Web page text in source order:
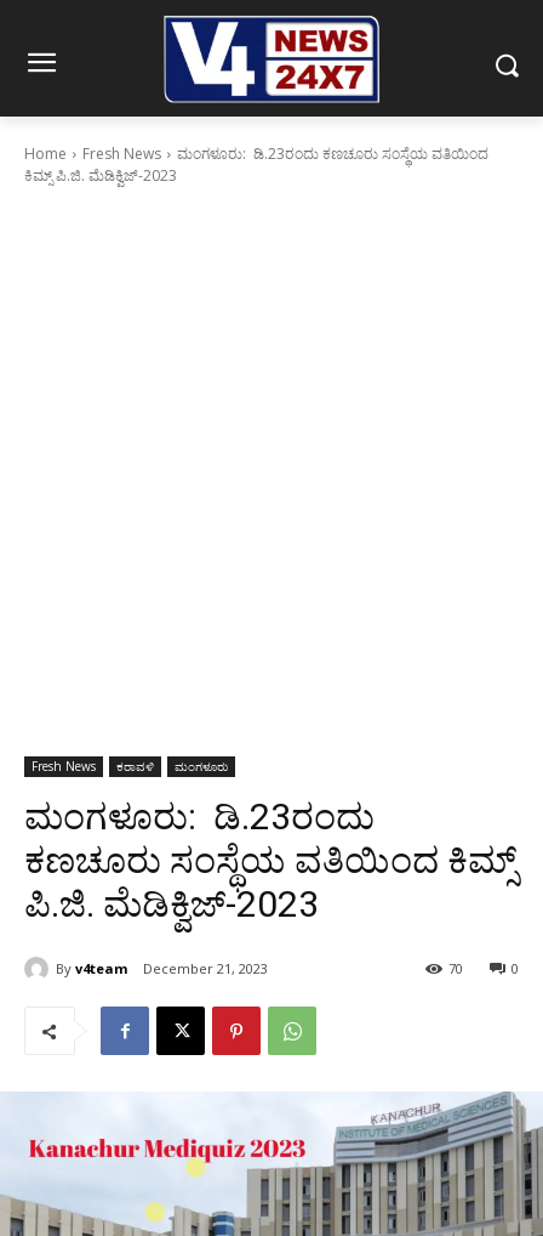
Home Fresh News
ಮಂಗಳೂರು: ಡಿ.23ರಂದು ಕಣಚೂರು ಸಂಸ್ಥೆಯ ವತಿಯಿಂದ
ಕಿಮ್ಸ್ ಪಿ.ಜಿ. ಮೆಡಿಕ್ವಿಜ್-2023
Fresh News ಕರಾವಳಿ ಮಂಗಳೂರು
ಮಂಗಳೂರು: ಡಿ.23ರಂದು
ಕಣಚೂರು ಸಂಸ್ಥೆಯ ವತಿಯಿಂದ ಕಿಮ್ಸ್
ಪಿ.ಜಿ. ಮೆಡಿಕ್ವಿಜ್-2023
By v4team December 21, 2023 0
70